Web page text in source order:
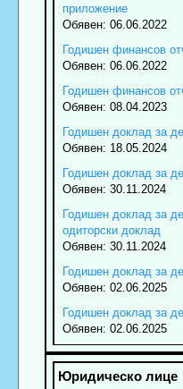
приложение
Обявен: 06.06.2022
Годишен финансов
Обявен: 06.06.2022
Годишен финансов
Обявен: 08.04.2023
Годишен доклад за
Обявен: 18.05.2024
Годишен доклад за
Обявен: 30.11.2024
Годишен доклад за
одиторски доклад
Обявен: 30.11.2024
Годишен доклад за
Обявен: 02.06.2025
Годишен доклад за
Обявен: 02.06.2025